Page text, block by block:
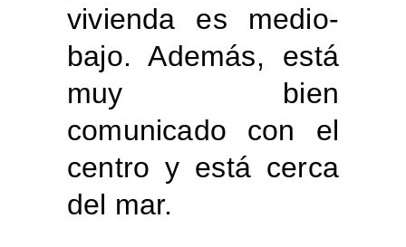
vivienda es medio-
bajo. Además, está
muy bien
comunicado con el
centro y está cerca
del mar.